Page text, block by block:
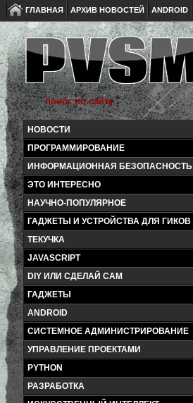
ГЛАВНАЯ АРХИВ НОВОСТЕЙ ANDROID
НОВОСТИ
ПРОГРАММИРОВАНИЕ
ИНФОРМАЦИОННАЯ БЕЗОПАСНОСТЬ
ЭТО ИНТЕРЕСНО
НАУЧНО-ПОПУЛЯРНОЕ
ГАДЖЕТЫ И УСТРОЙСТВА ДЛЯ ГИКОВ
ТЕКУЧКА
JAVASCRIPT
DIY ИЛИ СДЕЛАЙ САМ
ГАДЖЕТЫ
ANDROID
СИСТЕМНОЕ АДМИНИСТРИРОВАНИЕ
УПРАВЛЕНИЕ ПРОЕКТАМИ
PYTHON
РАЗРАБОТКА